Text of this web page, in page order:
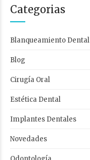
Categorias
Blanqueamiento Dental
Blog
Cirugía Oral
Estética Dental
Implantes Dentales
Novedades